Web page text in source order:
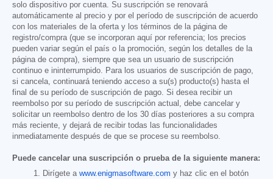
solo dispositivo por cuenta. Su suscripción se renovará
automáticamente al precio y por el período de suscripción de acuerdo
con los materiales de la oferta y los términos de la página de
registro/compra (que se incorporan aquí por referencia; los precios
pueden variar según el país o la promoción, según los detalles de la
página de compra), siempre que sea un usuario de suscripción
continuo e ininterrumpido. Para los usuarios de suscripción de pago,
si cancela, continuará teniendo acceso a su(s) producto(s) hasta el
final de su período de suscripción de pago. Si desea recibir un
reembolso por su período de suscripción actual, debe cancelar y
solicitar un reembolso dentro de los 30 días posteriores a su compra
más reciente, y dejará de recibir todas las funcionalidades
inmediatamente después de que se procese su reembolso.
Puede cancelar una suscripción o prueba de la siguiente manera:
Dirígete a www.enigmasoftware.com y haz clic en el botón